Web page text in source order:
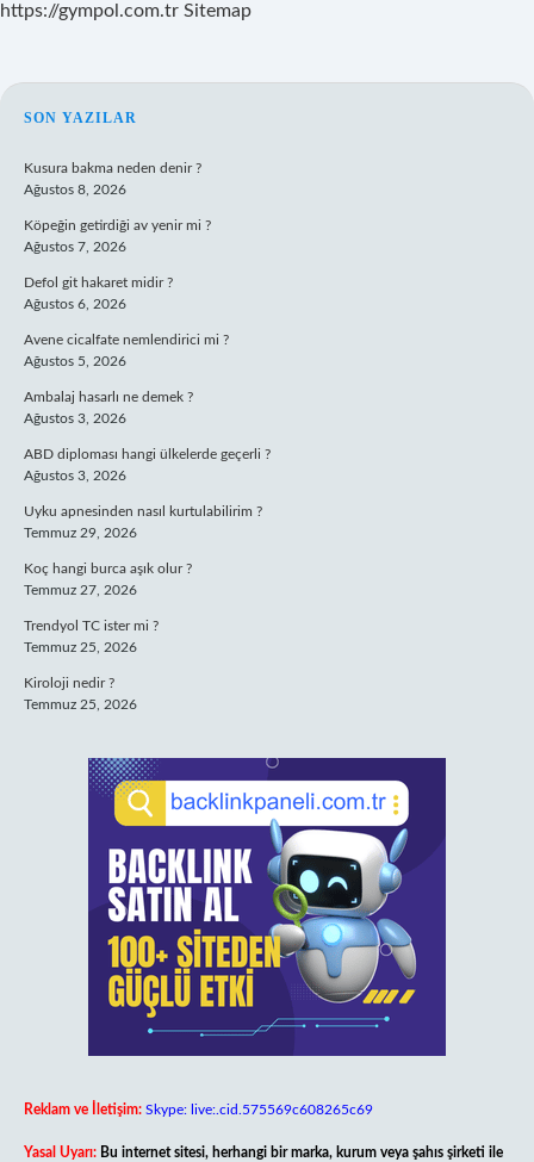
https://gympol.com.tr Sitemap
SIDEBAR
SON YAZILAR
Kusura bakma neden denir ?
Ağustos 8, 2026
Köpeğin getirdiği av yenir mi ?
Ağustos 7, 2026
Defol git hakaret midir ?
Ağustos 6, 2026
Avene cicalfate nemlendirici mi ?
Ağustos 5, 2026
Ambalaj hasarlı ne demek ?
Ağustos 3, 2026
ABD diploması hangi ülkelerde geçerli ?
Ağustos 3, 2026
Uyku apnesinden nasıl kurtulabilirim ?
Temmuz 29, 2026
Koç hangi burca aşık olur ?
Temmuz 27, 2026
Trendyol TC ister mi ?
Temmuz 25, 2026
Kiroloji nedir ?
Temmuz 25, 2026
Reklam ve İletişim: Skype: live:.cid.575569c608265c69
Yasal Uyarı: Bu internet sitesi, herhangi bir marka, kurum veya şahıs şirketi ile